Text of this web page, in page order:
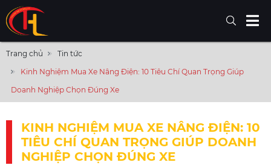
Trang chủ
Tin tức
Kinh Nghiệm Mua Xe Nâng Điện: 10 Tiêu Chí Quan Trọng Giúp
Doanh Nghiệp Chọn Đúng Xe
KINH NGHIỆM MUA XE NÂNG ĐIỆN: 10
TIÊU CHÍ QUAN TRỌNG GIÚP DOANH
NGHIỆP CHỌN ĐÚNG XE